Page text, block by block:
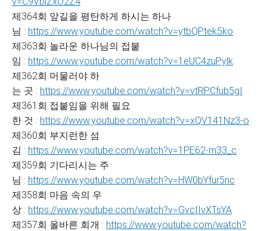
제364회 앞길을 평탄하게 하시는 하나
님 : https://www.youtube.com/watch?v=ytbQPtek5ko
제363회 놀라운 하나님의 접붙
임 : https://www.youtube.com/watch?v=1eUC4zuPylk
제362회 머물러야 하
는 곳 : https://www.youtube.com/watch?v=vtRPCfub5gI
제361회 접붙임을 위해 필요
한 것 : https://www.youtube.com/watch?v=xQV141Nz3-o
제360회 부지런한 섬
김 : https://www.youtube.com/watch?v=1PE62-m33_c
제359회 기다리시는 주
님 : https://www.youtube.com/watch?v=HW0bYfur5nc
제358회 마음 속의 우
상 : https://www.youtube.com/watch?v=GvcIIvXTsYA
제357회 올바른 회개 : https://www.youtube.com/watch?